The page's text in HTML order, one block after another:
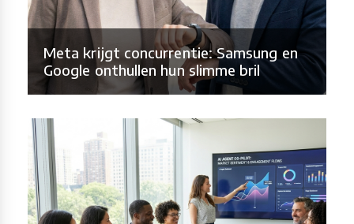
Meta krijgt concurrentie: Samsung en
Google onthullen hun slimme bril